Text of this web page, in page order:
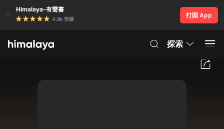
Himalaya-有聲書
4.8k 安裝
打開 App
探索